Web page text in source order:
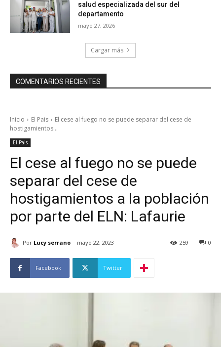
salud especializada del sur del
departamento
mayo 27, 2026
Cargar más
COMENTARIOS RECIENTES